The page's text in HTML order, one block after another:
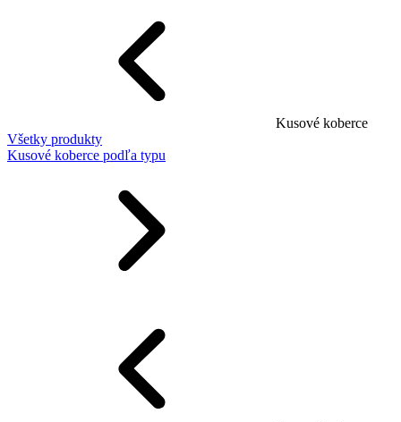
Kusové koberce
Všetky produkty
Kusové koberce podľa typu